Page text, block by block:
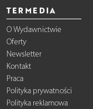
TERMEDIA
O Wydawnictwie
Oferty
Newsletter
Kontakt
Praca
Polityka prywatności
Polityka reklamowa